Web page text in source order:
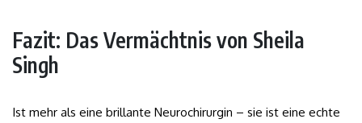
Fazit: Das Vermächtnis von Sheila
Singh
Ist mehr als eine brillante Neurochirurgin – sie ist eine echte